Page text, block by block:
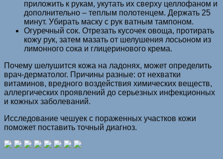
приложить к рукам, укутать их сверху целлофаном и
дополнительно – теплым полотенцем. Держать 25
минут. Убирать маску с рук ватным тампоном.
Огуречный сок. Отрезать кусочек овоща, протирать
кожу рук, затем мазать от шелушения лосьоном из
лимонного сока и глицеринового крема.
Почему шелушится кожа на ладонях, может определить
врач-дерматолог. Причины разные: от нехватки
витаминов, вредного воздействия химических веществ,
аллергических проявлений до серьезных инфекционных
и кожных заболеваний.
Исследование чешуек с пораженных участков кожи
поможет поставить точный диагноз.